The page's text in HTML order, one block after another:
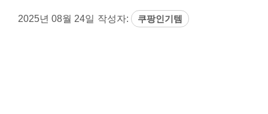
2025년 08월 24일 작성자: 쿠팡인기템